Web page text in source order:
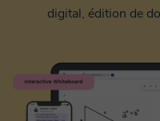
digital, édition de